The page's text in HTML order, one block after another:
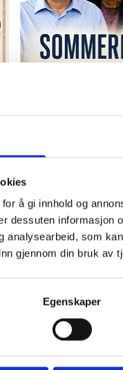
å gi innhold og
dessuten informasjon
analysearbeid, som
gjennom din bruk av
Egenskaper
29/07/2026-
gjestegård. Vi
Guds skal gjøre
av å ha med
tale i denne
å høre hva Gud
Les mer